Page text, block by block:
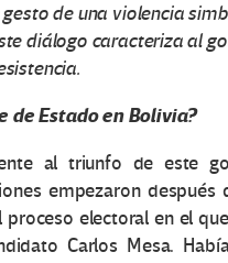
de una violencia
diálogo caracteriza al
de Estado en Bolivia?
al triunfo de este
empezaron
electoral en el
Carlos Mesa.